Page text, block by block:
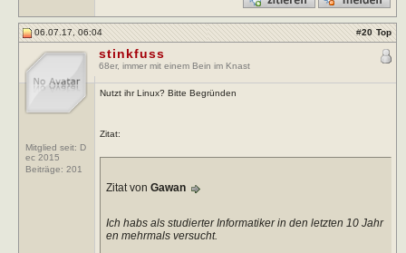
06.07.17, 06:04 #20 Top
Mitglied seit: D
ec 2015
Beiträge: 201
stinkfuss
68er, immer mit einem Bein im Knast
Nutzt ihr Linux? Bitte Begründen
Zitat:
Zitat von Gawan
Ich habs als studierter Informatiker in den letzten 10 Jahr
en mehrmals versucht.